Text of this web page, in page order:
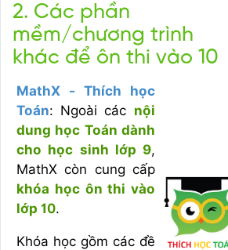
2. Các phần
mềm/chương trình
khác để ôn thi vào 10
MathX - Thích học
Toán: Ngoài các nội
dung học Toán dành
cho học sinh lớp 9,
MathX còn cung cấp
khóa học ôn thi vào
lớp 10.
Khóa học gồm các đề